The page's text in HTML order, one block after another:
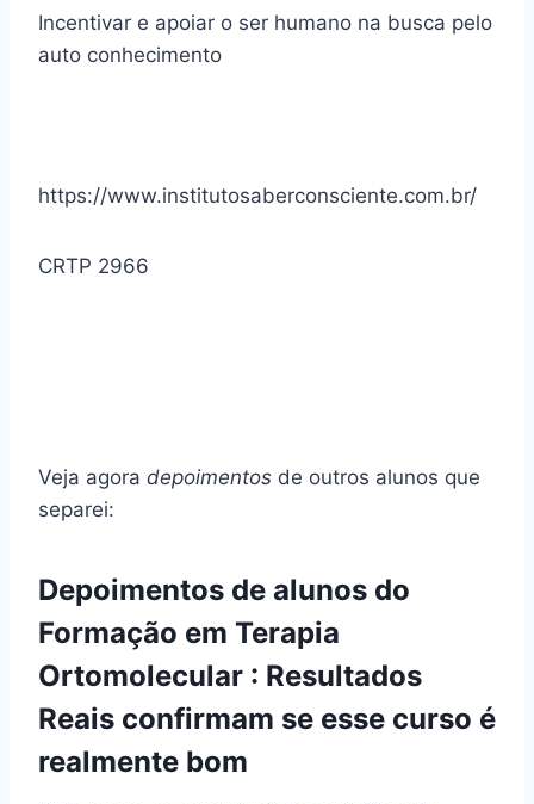
Incentivar e apoiar o ser humano na busca pelo
auto conhecimento
https://www.institutosaberconsciente.com.br/
CRTP 2966
Veja agora depoimentos de outros alunos que
separei:
Depoimentos de alunos do
Formação em Terapia
Ortomolecular : Resultados
Reais confirmam se esse curso é
realmente bom